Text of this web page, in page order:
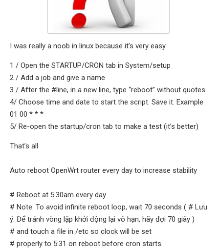
I was really a noob in linux because it’s very easy
1 / Open the STARTUP/CRON tab in System/setup
2 / Add a job and give a name
3 / After the #line, in a new line, type “reboot” without quotes
4/ Choose time and date to start the script. Save it. Example
01 00 * * *
5/ Re-open the startup/cron tab to make a test (it’s better)
That’s all
Auto reboot OpenWrt router every day to increase stability
# Reboot at 5:30am every day
# Note: To avoid infinite reboot loop, wait 70 seconds ( # Lưu
ý: Để tránh vòng lặp khởi động lại vô hạn, hãy đợi 70 giây )
# and touch a file in /etc so clock will be set
# properly to 5:31 on reboot before cron starts.